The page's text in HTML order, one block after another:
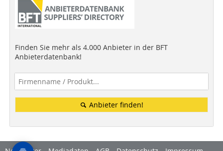
Finden Sie mehr als 4.000 Anbieter in der BFT
Anbieterdatenbank!
Anbieter finden!